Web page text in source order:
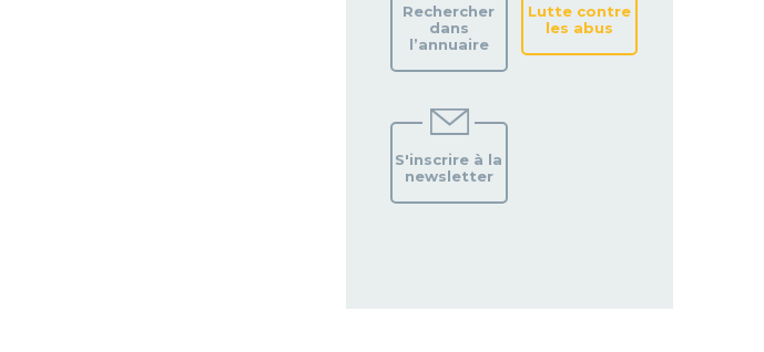
Rechercher
dans
l’annuaire
Lutte contre
les abus
S'inscrire à la
newsletter